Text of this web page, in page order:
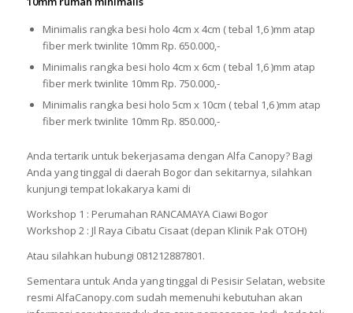
Minimalis rangka besi holo 4cm x 4cm ( tebal 1,6 )mm atap
fiber merk twinlite 10mm Rp. 650.000,-
Minimalis rangka besi holo 4cm x 6cm ( tebal 1,6 )mm atap
fiber merk twinlite 10mm Rp. 750.000,-
Minimalis rangka besi holo 5cm x 10cm ( tebal 1,6 )mm atap
fiber merk twinlite 10mm Rp. 850.000,-
Anda tertarik untuk bekerjasama dengan Alfa Canopy? Bagi
Anda yang tinggal di daerah Bogor dan sekitarnya, silahkan
kunjungi tempat lokakarya kami di
Workshop 1 : Perumahan RANCAMAYA Ciawi Bogor
Workshop 2 : Jl Raya Cibatu Cisaat (depan Klinik Pak OTOH)
Atau silahkan hubungi 081212887801.
Sementara untuk Anda yang tinggal di Pesisir Selatan, website
resmi AlfaCanopy.com sudah memenuhi kebutuhan akan